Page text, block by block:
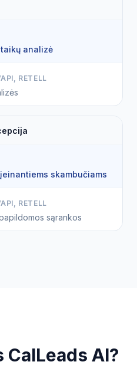
analizė
RETELL
skambučiams
RETELL
sąrankos
CalLeads AI?